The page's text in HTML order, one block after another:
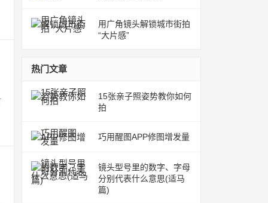
用广角镜头解锁城市街拍
“大片感”
热门文章
15张亲子照姿势教你如何
拍
巧用醒图APP修图增发量
镜头型号里的数字、字母
分别代表什么意思(适马
篇)